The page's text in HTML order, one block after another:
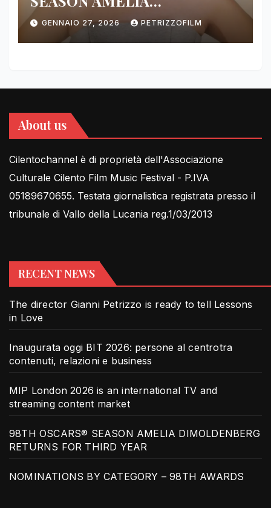
DIMOLDENBERG RETURNS
FOR THIRD YEAR
GENNAIO 27, 2026 PETRIZZOFILM
About us
Cilentochannel è di proprietà dell'Associazione
Culturale Cilento Film Music Festival - P.IVA
05189670655. Testata giornalistica registrata presso il
tribunale di Vallo della Lucania reg.1/03/2013
RECENT NEWS
The director Gianni Petrizzo is ready to tell Lessons
in Love
Inaugurata oggi BIT 2026: persone al centrotra
contenuti, relazioni e business
MIP London 2026 is an international TV and
streaming content market
98TH OSCARS® SEASON AMELIA DIMOLDENBERG
RETURNS FOR THIRD YEAR
NOMINATIONS BY CATEGORY – 98TH AWARDS